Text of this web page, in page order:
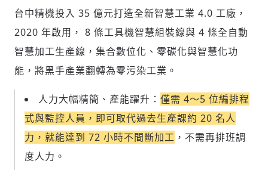
台中精機投入 35 億元打造全新智慧工業 4.0 工廠，
2020 年啟用， 8 條工具機智慧組裝線與 4 條全自動
智慧加工生產線，集合數位化、零碳化與智慧化功
能，將黑手產業翻轉為零污染工業。
人力大幅精簡、產能躍升： 僅需 4～5 位編排程
式與監控人員，即可取代過去生產課約 20 名人
力，就能達到 72 小時不間斷加工 ，不需再排班調
度人力。